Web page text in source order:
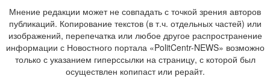
Мнение редакции может не совпадать с точкой зрения авторов
публикаций. Копирование текстов (в т.ч. отдельных частей) или
изображений, перепечатка или любое другое распространение
информации с Новостного портала «PolitCentr-NEWS» возможно
только с указанием гиперссылки на страницу, с которой был
осуществлен копипаст или рерайт.